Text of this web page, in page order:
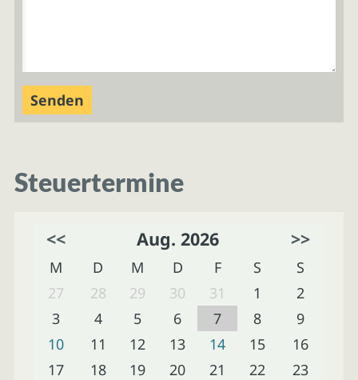
Steuertermine
<< Aug. 2026 >>
M D M D F S
S
27
28 29 30 31 1
2
3
4 5 6 7 8
9
10
11 12 13 14 15
16
17
18 19 20 21 22
23